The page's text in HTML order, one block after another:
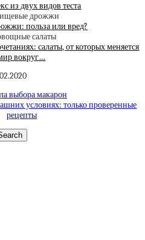
из двух видов теста
польза или вред?
салаты, от которых меняется
вокруг…
выбора макарон
условиях: только проверенные
рецепты